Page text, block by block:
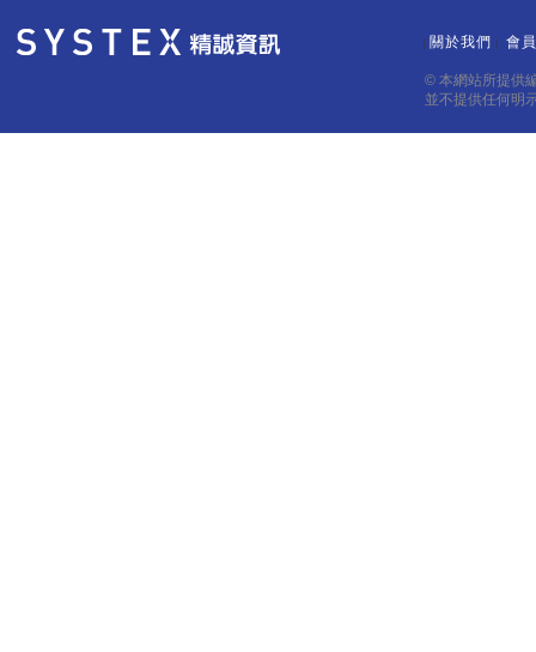
關於我們 會
© 本網站所提供
並不提供任何明